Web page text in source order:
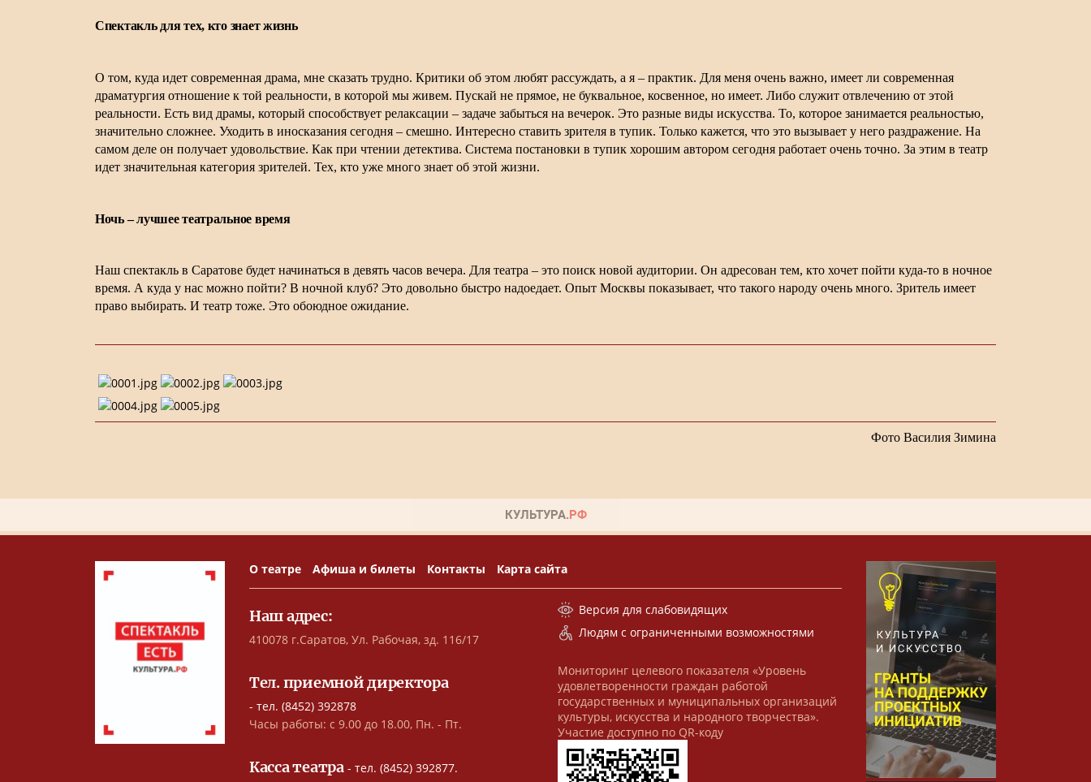
Спектакль для тех, кто знает жизнь
О том, куда идет современная драма, мне сказать трудно. Критики об этом любят рассуждать, а я – практик. Для меня очень важно, имеет ли современная
драматургия отношение к той реальности, в которой мы живем. Пускай не прямое, не буквальное, косвенное, но имеет. Либо служит отвлечению от этой
реальности. Есть вид драмы, который способствует релаксации – задаче забыться на вечерок. Это разные виды искусства. То, которое занимается реальностью,
значительно сложнее. Уходить в иносказания сегодня – смешно. Интересно ставить зрителя в тупик. Только кажется, что это вызывает у него раздражение. На
самом деле он получает удовольствие. Как при чтении детектива. Система постановки в тупик хорошим автором сегодня работает очень точно. За этим в театр
идет значительная категория зрителей. Тех, кто уже много знает об этой жизни.
Ночь – лучшее театральное время
Наш спектакль в Саратове будет начинаться в девять часов вечера. Для театра – это поиск новой аудитории. Он адресован тем, кто хочет пойти куда-то в ночное
время. А куда у нас можно пойти? В ночной клуб? Это довольно быстро надоедает. Опыт Москвы показывает, что такого народу очень много. Зритель имеет
право выбирать. И театр тоже. Это обоюдное ожидание.
Фото Василия Зимина
О театре Афиша и билеты Контакты Карта сайта
Наш адрес:
410078 г.Саратов, Ул. Рабочая, зд. 116/17
Тел. приемной директора
- тел. (8452) 392878
Часы работы: с 9.00 до 18.00, Пн. - Пт.
Касса театра- тел. (8452) 392877.
Версия для слабовидящих
Людям с ограниченными возможностями
Мониторинг целевого показателя «Уровень
удовлетворенности граждан работой
государственных и муниципальных организаций
культуры, искусства и народного творчества».
Участие доступно по QR-коду